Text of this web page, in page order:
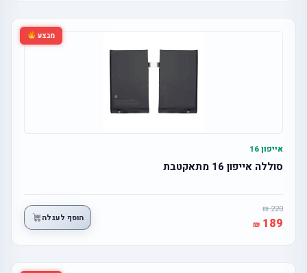
מבצע
אייפון 16
סוללה אייפון 16 מתאקטבת
220
189 הוסף לעגלה